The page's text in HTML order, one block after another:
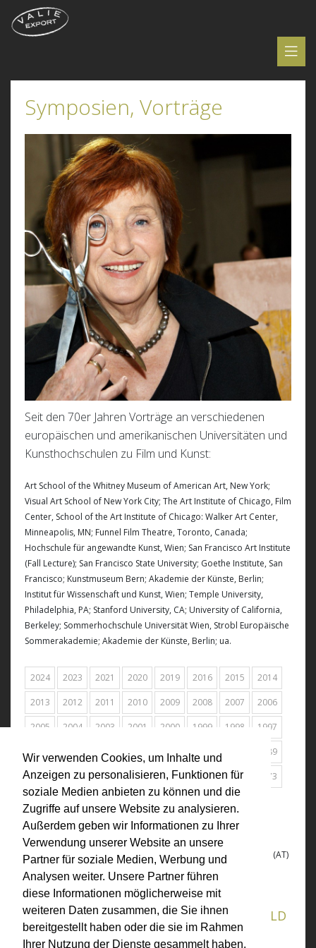
Wir verwenden Cookies, um Inhalte und
Anzeigen zu personalisieren, Funktionen für
soziale Medien anbieten zu können und die
Zugriffe auf unsere Website zu analysieren.
Außerdem geben wir Informationen zu Ihrer
Verwendung unserer Website an unsere
Partner für soziale Medien, Werbung und
Analysen weiter. Unsere Partner führen
diese Informationen möglicherweise mit
weiteren Daten zusammen, die Sie ihnen
bereitgestellt haben oder die sie im Rahmen
Ihrer Nutzung der Dienste gesammelt haben.
Symposien, Vorträge
Seit den 70er Jahren Vorträge an verschiedenen
europäischen und amerikanischen Universitäten und
Kunsthochschulen zu Film und Kunst:
Art School of the Whitney Museum of American Art, New York;
Visual Art School of New York City; The Art Institute of Chicago, Film
Center, School of the Art Institute of Chicago: Walker Art Center,
Minneapolis, MN; Funnel Film Theatre, Toronto, Canada;
Hochschule für angewandte Kunst, Wien; San Francisco Art Institute
(Fall Lecture); San Francisco State University; Goethe Institute, San
Francisco; Kunstmuseum Bern; Akademie der Künste, Berlin;
Institut für Wissenschaft und Kunst, Wien; Temple University,
Philadelphia, PA; Stanford University, CA; University of California,
Berkeley; Sommerhochschule Universität Wien, Strobl Europäische
Sommerakademie; Akademie der Künste, Berlin; ua.
2024 2023 2021 2020 2019 2016 2015 2014
2013 2012 2011 2010 2009 2008 2007 2006
2005 2004 2003 2001 2000 1999 1998 1997
1996 1994 1993 1992 1991 1989
1988 1987 1984 1978 1977 1976 1975 1973
1994
Landesgalerie am Oberösterreichischen Landesmuseum, Linz (AT)
Textile Kunst? Dokumentation des
Künstler-Symposiums in Sigharting
anläßlich der Ausstellung OBJEKTTEXTBILD